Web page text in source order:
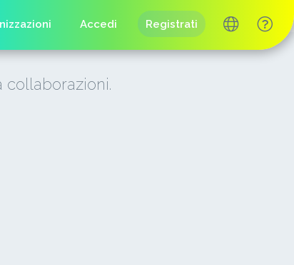
Accedi Registrati
collaborazioni.